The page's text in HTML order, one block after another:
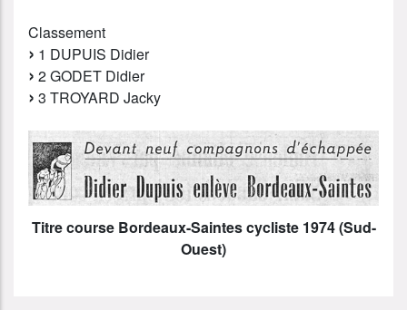
Classement
1 DUPUIS Didier
2 GODET Didier
3 TROYARD Jacky
Titre course Bordeaux-Saintes cycliste 1974 (Sud-
Ouest)